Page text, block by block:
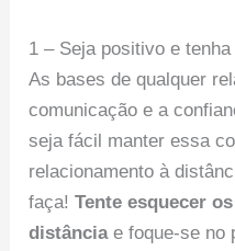
1 – Seja positivo e
As bases de qualquer
comunicação e a
seja fácil manter essa
relacionamento à
faça!Tente esquecer
distânciae foque-se no